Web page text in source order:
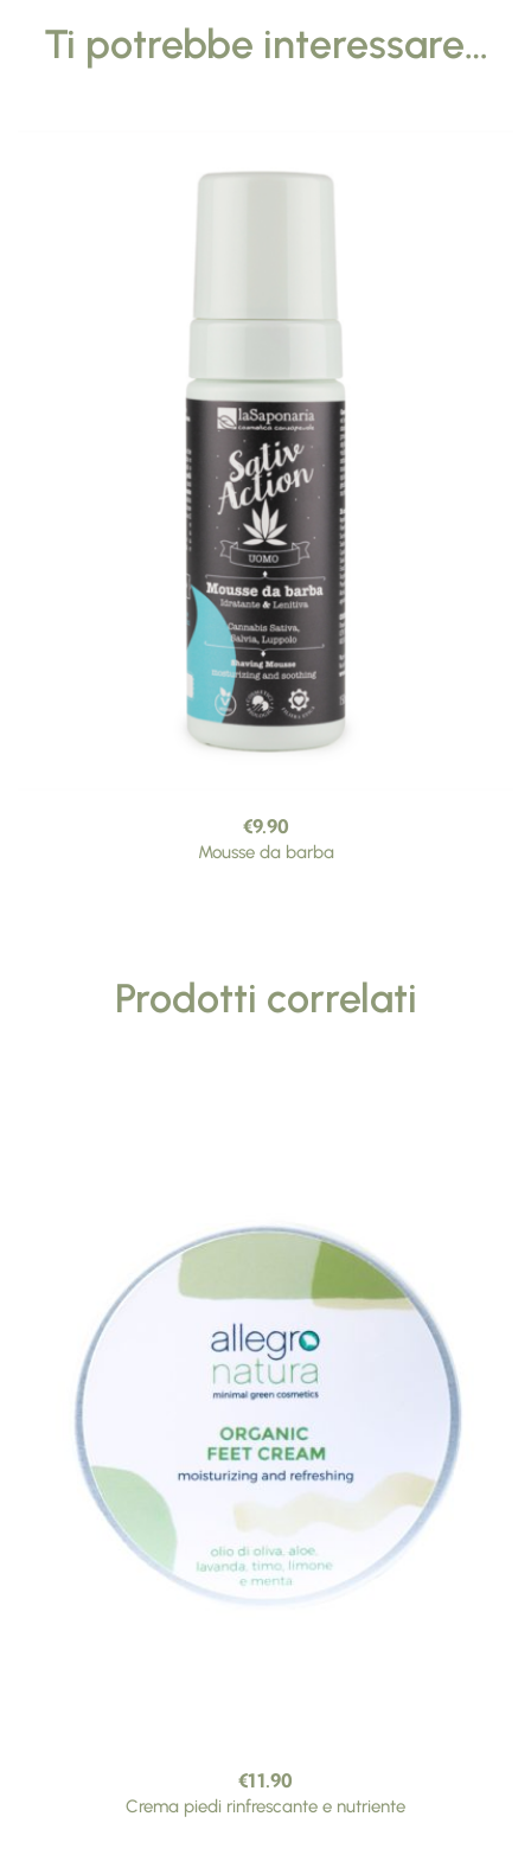
Ti potrebbe interessare…
€9.90
Mousse da barba
Prodotti correlati
€11.90
Crema piedi rinfrescante e nutriente